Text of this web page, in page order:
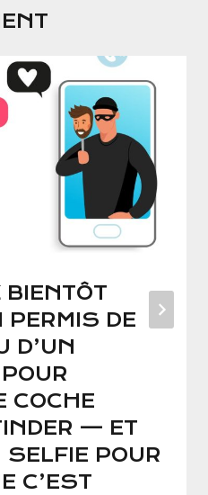
BIENTÔT
PERMIS DE
D’UN
COCHE
— ET
SELFIE POUR
C’EST